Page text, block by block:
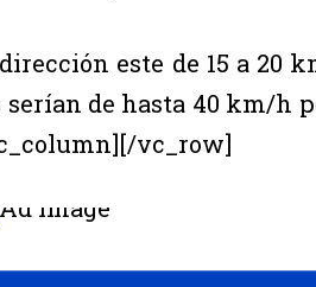
este de 15 a 20
de hasta 40 km/h
vc_row]